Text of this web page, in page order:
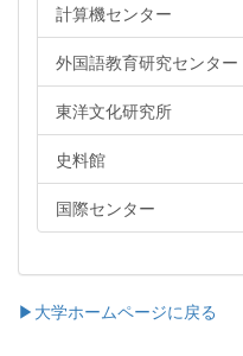
計算機センター
外国語教育研究センター
東洋文化研究所
史料館
国際センター
▶大学ホームページに戻る